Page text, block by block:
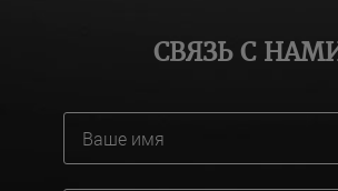
СВЯЗЬ С